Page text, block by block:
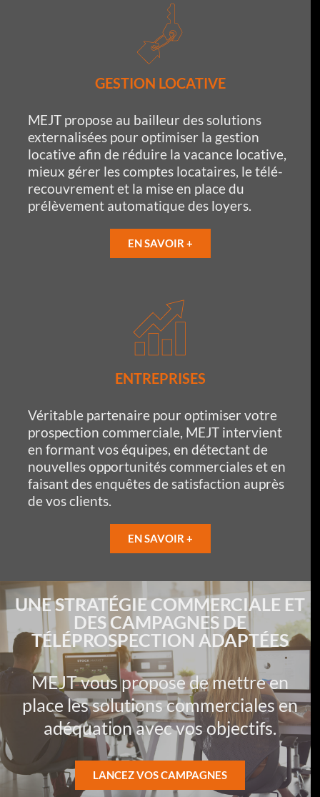
GESTION LOCATIVE
MEJT propose au bailleur des solutions
externalisées pour optimiser la gestion
locative afin de réduire la vacance locative,
mieux gérer les comptes locataires, le télé-
recouvrement et la mise en place du
prélèvement automatique des loyers.
EN SAVOIR +
ENTREPRISES
Véritable partenaire pour optimiser votre
prospection commerciale, MEJT intervient
en formant vos équipes, en détectant de
nouvelles opportunités commerciales et en
faisant des enquêtes de satisfaction auprès
de vos clients.
EN SAVOIR +
UNE STRATÉGIE COMMERCIALE ET
DES CAMPAGNES DE
TÉLÉPROSPECTION ADAPTÉES
MEJT vous propose de mettre en
place les solutions commerciales en
adéquation avec vos objectifs.
LANCEZ VOS CAMPAGNES